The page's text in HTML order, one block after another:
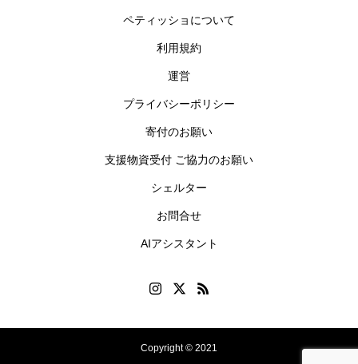
ペティッショについて
利用規約
運営
プライバシーポリシー
寄付のお願い
支援物資受付 ご協力のお願い
シェルター
お問合せ
AIアシスタント
Copyright © 2021